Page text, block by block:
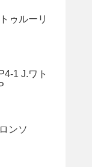
ゥルーリ
1 J.ワト
ンソ